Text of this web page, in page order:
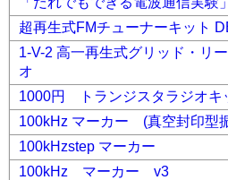
超再生式FMチューナーキット
1-V-2 高一再生式グリッド・リ
オ
1000円 トランジスタラジオキ
100kHz マーカー (真空封印型
100kHzstep マーカー
100kHz マーカー v3